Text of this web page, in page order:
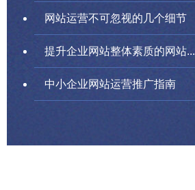
网站运营不可忽视的几个细节
提升企业网站整体素质的网站...
中小企业网站运营推广指南